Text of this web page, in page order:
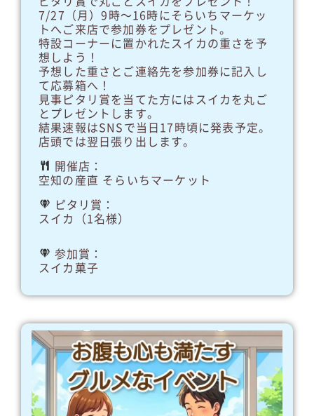
7/27（月）9時～16時にそらいちマーケッ
トへご来店で参加券をプレゼント。
特設コーナーに置かれたスイカの重さを予
想しよう！
予想した重さとご連絡先を参加券に記入し
て応募箱へ！
見事ピタリ賞を当てた方にはスイカを丸ご
とプレゼントします。
結果速報はSNSで当日17時頃に発表予定。
店頭では翌日張り出します。
開催店：
空知の産直 そらいちマーケット
ピタリ賞：
スイカ（1名様）
参加賞：
スイカ菓子